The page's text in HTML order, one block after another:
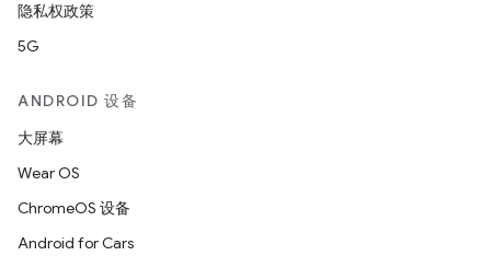
隐私权政策
5G
ANDROID 设备
大屏幕
Wear OS
ChromeOS 设备
Android for Cars